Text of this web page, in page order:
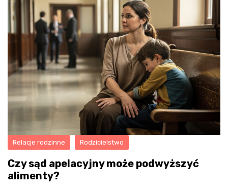
Relacje rodzinne Rodzicielstwo
Czy sąd apelacyjny może podwyższyć
alimenty?